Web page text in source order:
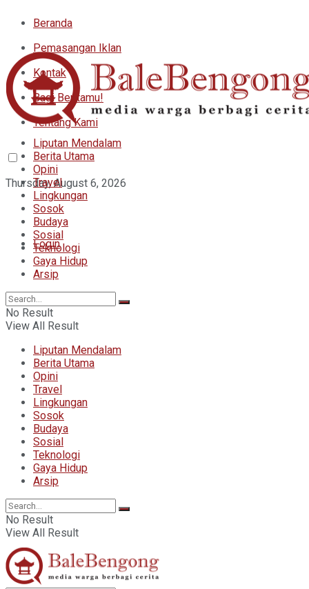
Beranda
Pemasangan Iklan
Kontak
Bagi Beritamu!
Tentang Kami
Thursday, August 6, 2026
Login
Liputan Mendalam
Berita Utama
Opini
Travel
Lingkungan
Sosok
Budaya
Sosial
Teknologi
Gaya Hidup
Arsip
No Result
View All Result
Liputan Mendalam
Berita Utama
Opini
Travel
Lingkungan
Sosok
Budaya
Sosial
Teknologi
Gaya Hidup
Arsip
No Result
View All Result